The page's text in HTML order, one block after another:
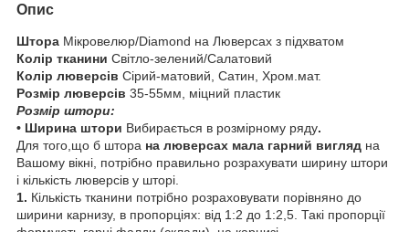
Опис
Штора Мікровелюр/Diamond на Люверсах з підхватом
Колір тканини Світло-зелений/Салатовий
Колір люверсів Сірий-матовий, Сатин, Хром.мат.
Розмір люверсів 35-55мм, міцний пластик
Розмір штори:
• Ширина штори Вибирається в розмірному ряду.
Для того,що б штора на люверсах мала гарний вигляд на
Вашому вікні, потрібно правильно розрахувати ширину штори
і кількість люверсів у шторі.
1. Кількість тканини потрібно розраховувати порівняно до
ширини карнизу, в пропорціях: від 1:2 до 1:2,5. Такі пропорції